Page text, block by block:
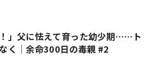
！」父に怯えて育った幼少期……ト
く｜余命300日の毒親 #2